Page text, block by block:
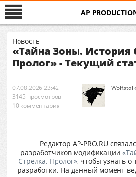
AP
Новость
«Тайна Зоны. История
Пролог» - Текущий
07.08.2026 23:42
3145 просмотров
10 комментария
Редактор AP-PRO.RU
разработчиков модификации
Стрелка. Пролог», чтобы узнать о
разработки. На данный момент